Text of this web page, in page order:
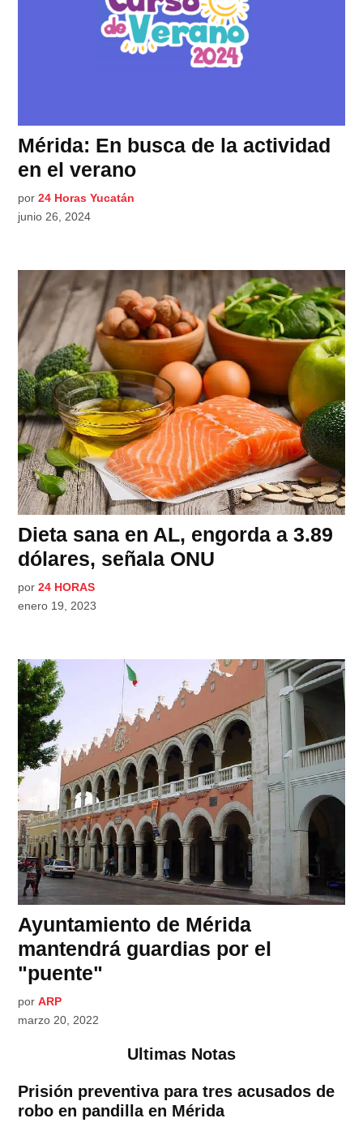
Mérida: En busca de la actividad
en el verano
por 24 Horas Yucatán
junio 26, 2024
Dieta sana en AL, engorda a 3.89
dólares, señala ONU
por 24 HORAS
enero 19, 2023
Ayuntamiento de Mérida
mantendrá guardias por el
"puente"
por ARP
marzo 20, 2022
Ultimas Notas
Prisión preventiva para tres acusados de
robo en pandilla en Mérida